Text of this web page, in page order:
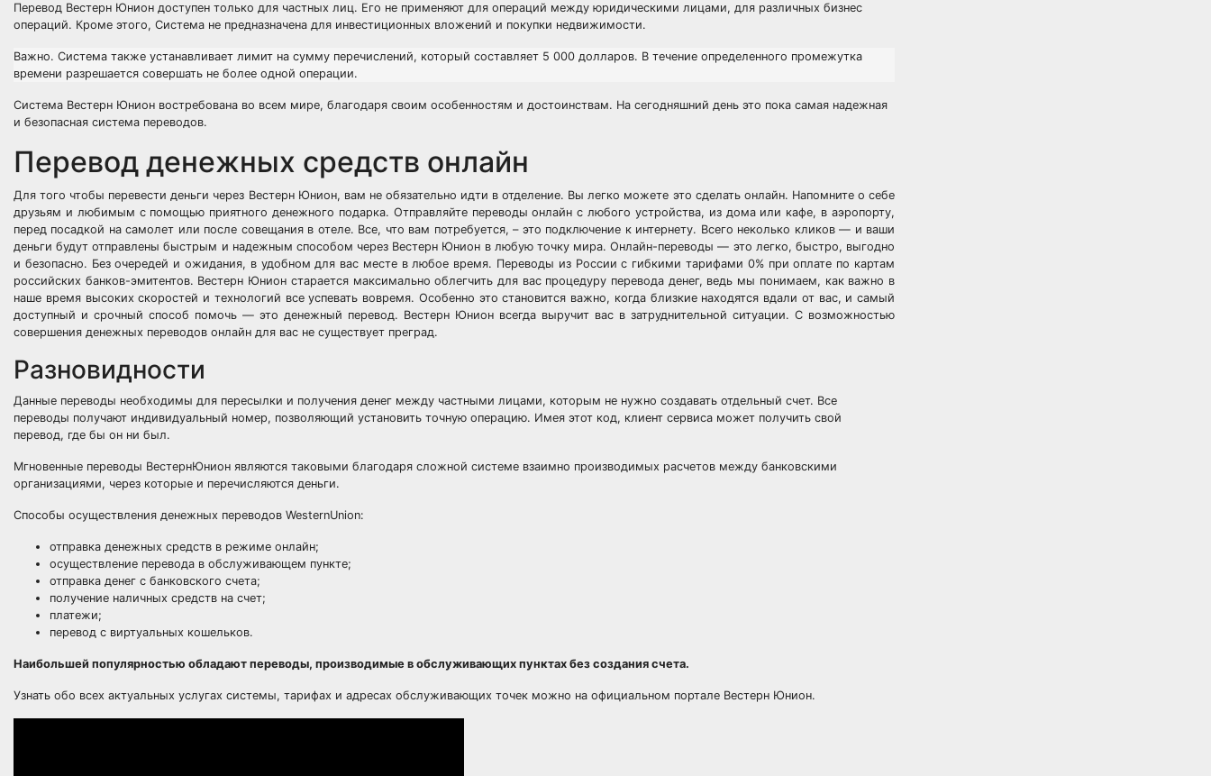
Перевод Вестерн Юнион доступен только для частных лиц. Его не применяют для операций между юридическими лицами, для различных бизнес
операций. Кроме этого, Система не предназначена для инвестиционных вложений и покупки недвижимости.
Важно. Система также устанавливает лимит на сумму перечислений, который составляет 5 000 долларов. В течение определенного промежутка
времени разрешается совершать не более одной операции.
Система Вестерн Юнион востребована во всем мире, благодаря своим особенностям и достоинствам. На сегодняшний день это пока самая надежная
и безопасная система переводов.
Перевод денежных средств онлайн
Для того чтобы перевести деньги через Вестерн Юнион, вам не обязательно идти в отделение. Вы легко можете это сделать онлайн. Напомните о себе
друзьям и любимым с помощью приятного денежного подарка. Отправляйте переводы онлайн с любого устройства, из дома или кафе, в аэропорту,
перед посадкой на самолет или после совещания в отеле. Все, что вам потребуется, – это подключение к интернету. Всего неколько кликов — и ваши
деньги будут отправлены быстрым и надежным способом через Вестерн Юнион в любую точку мира. Онлайн-переводы — это легко, быстро, выгодно
и безопасно. Без очередей и ожидания, в удобном для вас месте в любое время. Переводы из России с гибкими тарифами 0% при оплате по картам
российских банков-эмитентов. Вестерн Юнион старается максимально облегчить для вас процедуру перевода денег, ведь мы понимаем, как важно в
наше время высоких скоростей и технологий все успевать вовремя. Особенно это становится важно, когда близкие находятся вдали от вас, и самый
доступный и срочный способ помочь — это денежный перевод. Вестерн Юнион всегда выручит вас в затруднительной ситуации. С возможностью
совершения денежных переводов онлайн для вас не существует преград.
Разновидности
Данные переводы необходимы для пересылки и получения денег между частными лицами, которым не нужно создавать отдельный счет. Все
переводы получают индивидуальный номер, позволяющий установить точную операцию. Имея этот код, клиент сервиса может получить свой
перевод, где бы он ни был.
Мгновенные переводы ВестернЮнион являются таковыми благодаря сложной системе взаимно производимых расчетов между банковскими
организациями, через которые и перечисляются деньги.
Способы осуществления денежных переводов WesternUnion:
отправка денежных средств в режиме онлайн;
осуществление перевода в обслуживающем пункте;
отправка денег с банковского счета;
получение наличных средств на счет;
платежи;
перевод с виртуальных кошельков.
Наибольшей популярностью обладают переводы, производимые в обслуживающих пунктах без создания счета.
Узнать обо всех актуальных услугах системы, тарифах и адресах обслуживающих точек можно на официальном портале Вестерн Юнион.